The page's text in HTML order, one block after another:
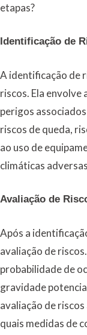
etapas?
Identificação de
A identificação de
riscos. Ela envolve
perigos
riscos de queda,
ao uso de
climáticas
Avaliação de
Após a
avaliação de
probabilidade de
gravidade
avaliação de
quais medidas de